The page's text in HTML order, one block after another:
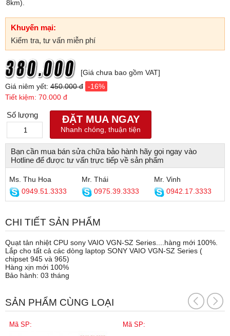
8km).
Khuyến mại:
Kiểm tra, tư vấn miễn phí
[Giá chưa bao gồm VAT]
Giá niêm yết: 450.000 đ -16%
Tiết kiệm: 70.000 đ
Số lượng ĐẶT MUA NGAY
Nhanh chóng, thuận tiện
Bạn cần mua bán sửa chữa bảo hành hãy gọi ngay vào
Hotline để được tư vấn trực tiếp về sản phẩm
Ms. Thu Hoa
0949.51.3333
Mr. Thái
0975.39.3333
Mr. Vinh
0942.17.3333
CHI TIẾT SẢN PHẨM
Quạt tản nhiệt CPU sony VAIO VGN-SZ Series....hàng mới 100%.
Lắp cho tất cả các dòng laptop SONY VAIO VGN-SZ Series (
chipset 945 và 965)
Hàng xịn mới 100%
Bảo hành: 03 tháng
SẢN PHẨM CÙNG LOẠI
Mã SP: Mã SP: